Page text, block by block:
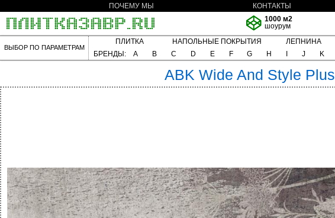
ПОЧЕМУ МЫ КОНТАКТЫ
1000 м2
шоурум
ВЫБОР ПО ПАРАМЕТРАМ
ПЛИТКА НАПОЛЬНЫЕ ПОКРЫТИЯ ЛЕПНИНА
БРЕНДЫ:
A B C D E F G H J K
ABK Wide And Style Plus